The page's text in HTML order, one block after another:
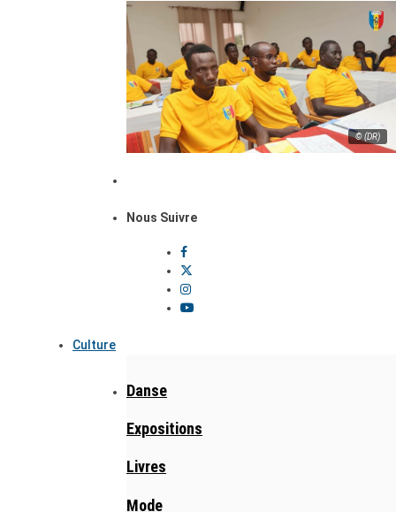
© (DR)
Nous Suivre
Culture
Danse
Expositions
Livres
Mode